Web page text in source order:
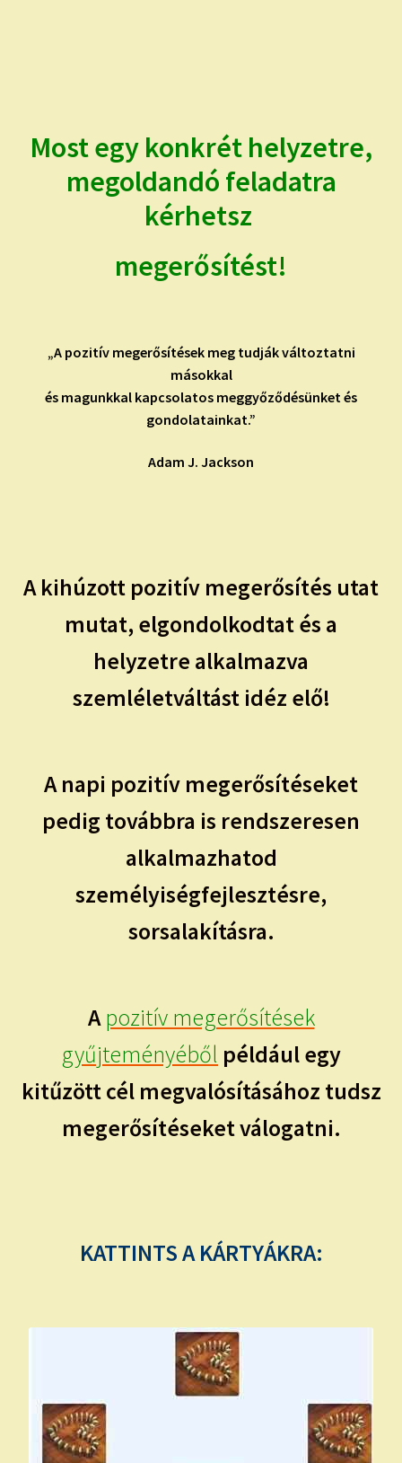
TAROT ELEMZÉS MEGRENDELÉSE LIMITÁLT!
AJÁNDÉKOKKAL!
Most egy konkrét helyzetre,
megoldandó feladatra
kérhetsz
megerősítést!
„A pozitív megerősítések meg tudják változtatni
másokkal
és magunkkal kapcsolatos meggyőződésünket és
gondolatainkat.”
Adam J. Jackson
A kihúzott pozitív megerősítés utat
mutat, elgondolkodtat és a
helyzetre alkalmazva
szemléletváltást idéz elő!
A napi pozitív megerősítéseket
pedig továbbra is rendszeresen
alkalmazhatod
személyiségfejlesztésre,
sorsalakításra.
Apozitív megerősítések
gyűjteményéből például egy
kitűzött cél megvalósításához tudsz
megerősítéseket válogatni.
KATTINTS A KÁRTYÁKRA: